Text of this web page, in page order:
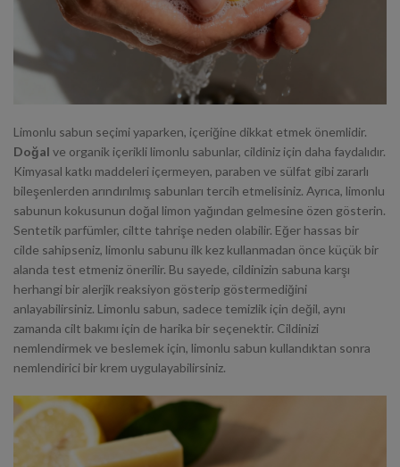
Limonlu sabun seçimi yaparken, içeriğine dikkat etmek önemlidir.
Doğal ve organik içerikli limonlu sabunlar, cildiniz için daha faydalıdır.
Kimyasal katkı maddeleri içermeyen, paraben ve sülfat gibi zararlı
bileşenlerden arındırılmış sabunları tercih etmelisiniz. Ayrıca, limonlu
sabunun kokusunun doğal limon yağından gelmesine özen gösterin.
Sentetik parfümler, ciltte tahrişe neden olabilir. Eğer hassas bir
cilde sahipseniz, limonlu sabunu ilk kez kullanmadan önce küçük bir
alanda test etmeniz önerilir. Bu sayede, cildinizin sabuna karşı
herhangi bir alerjik reaksiyon gösterip göstermediğini
anlayabilirsiniz. Limonlu sabun, sadece temizlik için değil, aynı
zamanda cilt bakımı için de harika bir seçenektir. Cildinizi
nemlendirmek ve beslemek için, limonlu sabun kullandıktan sonra
nemlendirici bir krem uygulayabilirsiniz.